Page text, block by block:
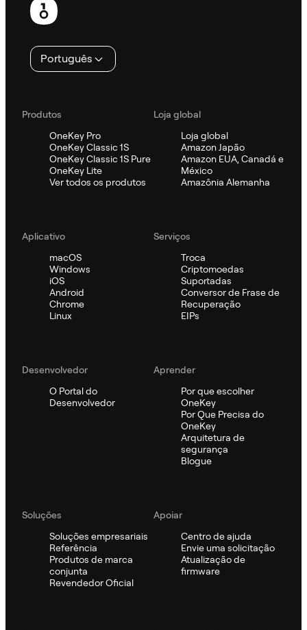
Português
Produtos
OneKey Pro
OneKey Classic 1S
OneKey Classic 1S Pure
OneKey Lite
Ver todos os produtos
Loja global
Loja global
Amazon Japão
Amazon EUA, Canadá e
México
Amazônia Alemanha
Aplicativo
macOS
Windows
iOS
Android
Chrome
Linux
Serviços
Troca
Criptomoedas
Suportadas
Conversor de Frase de
Recuperação
EIPs
Desenvolvedor
O Portal do
Desenvolvedor
Aprender
Por que escolher
OneKey
Por Que Precisa do
OneKey
Arquitetura de
segurança
Blogue
Soluções
Soluções empresariais
Referência
Produtos de marca
conjunta
Revendedor Oficial
Apoiar
Centro de ajuda
Envie uma solicitação
Atualização de
firmware